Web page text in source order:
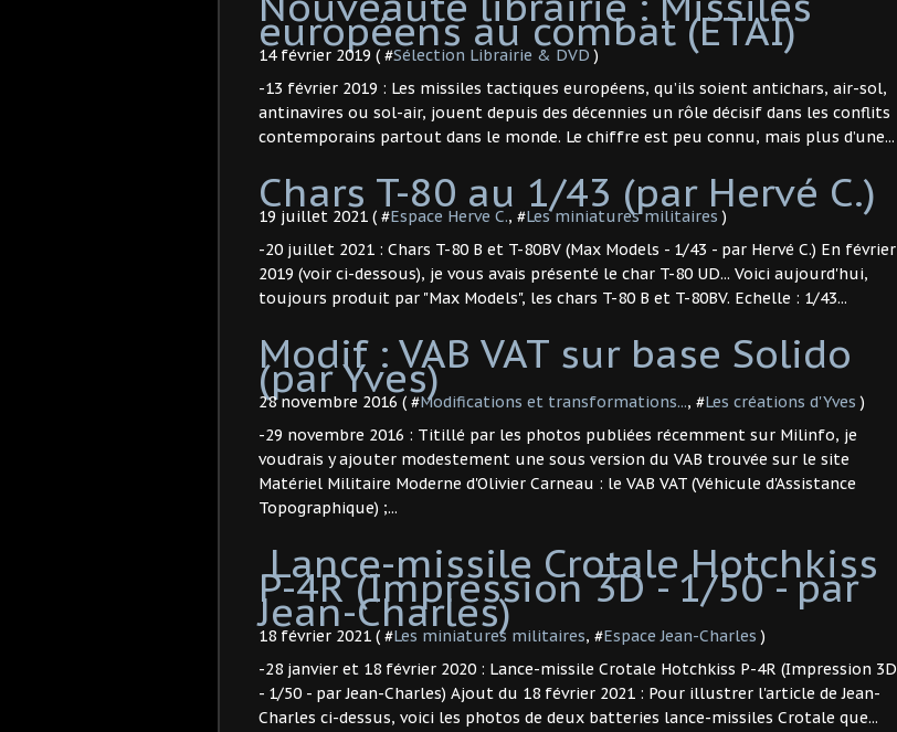
européens au combat (ETAI)
14 février 2019 ( #Sélection Librairie & DVD )
-13 février 2019 : Les missiles tactiques européens, qu’ils soient antichars, air-sol,
antinavires ou sol-air, jouent depuis des décennies un rôle décisif dans les conflits
contemporains partout dans le monde. Le chiffre est peu connu, mais plus d’une...
Chars T-80 au 1/43 (par Hervé C.)
19 juillet 2021 ( #Espace Herve C., #Les miniatures militaires )
-20 juillet 2021 : Chars T-80 B et T-80BV (Max Models - 1/43 - par Hervé C.) En février
2019 (voir ci-dessous), je vous avais présenté le char T-80 UD... Voici aujourd'hui,
toujours produit par "Max Models", les chars T-80 B et T-80BV. Echelle : 1/43...
Modif : VAB VAT sur base Solido
(par Yves)
28 novembre 2016 ( #Modifications et transformations..., #Les créations d'Yves )
-29 novembre 2016 : Titillé par les photos publiées récemment sur Milinfo, je
voudrais y ajouter modestement une sous version du VAB trouvée sur le site
Matériel Militaire Moderne d'Olivier Carneau : le VAB VAT (Véhicule d'Assistance
Topographique) ;...
​ Lance-missile Crotale Hotchkiss
P-4R (Impression 3D - 1/50 - par
Jean-Charles) ​
18 février 2021 ( #Les miniatures militaires, #Espace Jean-Charles )
-28 janvier et 18 février 2020 : Lance-missile Crotale Hotchkiss P-4R (Impression 3D
- 1/50 - par Jean-Charles) Ajout du 18 février 2021 : Pour illustrer l'article de Jean-
Charles ci-dessus, voici les photos de deux batteries lance-missiles Crotale que...